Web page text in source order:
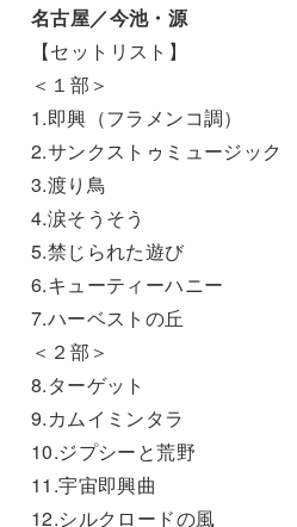
名古屋／今池・源
【セットリスト】
＜１部＞
1.即興（フラメンコ調）
2.サンクストゥミュージック
3.渡り鳥
4.涙そうそう
5.禁じられた遊び
6.キューティーハニー
7.ハーベストの丘
＜２部＞
8.ターゲット
9.カムイミンタラ
10.ジプシーと荒野
11.宇宙即興曲
12.シルクロードの風